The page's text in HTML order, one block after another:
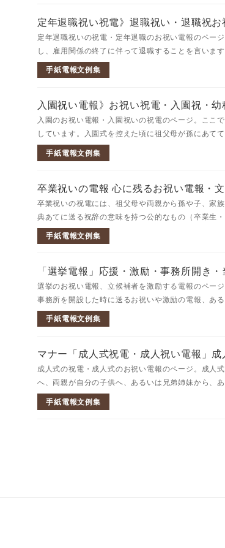
定年退職祝い祝電》退職祝い・退職祝
定年退職祝いの祝電・定年退職のお祝い電報のペー
し、雇用関係の終了に伴って退職することを言いま
手紙電報文例集
入園祝い電報》お祝い祝電・入園祝・
入園のお祝い電報・入園祝いの祝電のページ。ここ
しています。入園式を控えた頃に祖父母が孫にあて
手紙電報文例集
卒業祝いの電報 心に残るお祝い電報・
卒業祝いの祝電には、祖父母や両親から孫や子、家
典あてに送る祝辞の意味を持つ公的なもの（卒業生
手紙電報文例集
「選挙電報」応援・激励・事務所開き
選挙のお祝い電報、立候補者を激励する電報のペー
事務所を開設した時に送るお祝いや激励の電報、あ
手紙電報文例集
マナー「成人式祝電・成人祝い電報」
成人式の祝電・成人式のお祝い電報のページ。成人
へ、両親が自分の子供へ、あるいは兄弟姉妹から、
手紙電報文例集